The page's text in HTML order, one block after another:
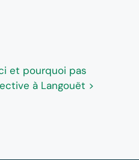
et pourquoi pas
à Langouët >